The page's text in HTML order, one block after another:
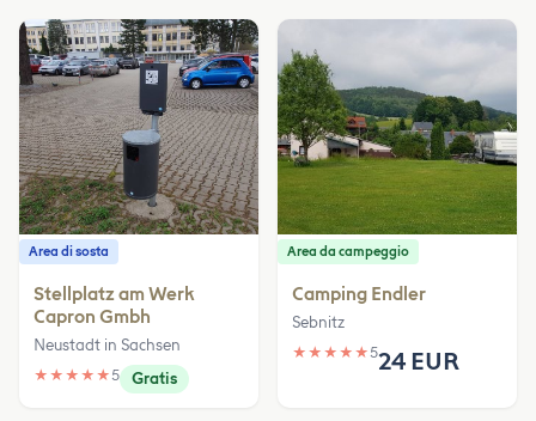
Area di sosta
Stellplatz am Werk
Capron Gmbh
Neustadt in Sachsen
★ ★ ★ ★ ★5 Gratis
Area da campeggio
Camping Endler
Sebnitz
★ ★ ★ ★ ★524 EUR